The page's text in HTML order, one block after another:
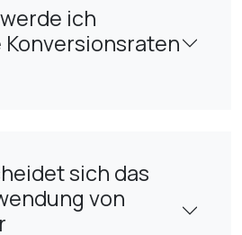
ich
sich das
von